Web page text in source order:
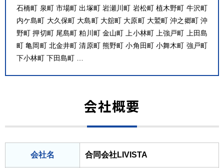
石橋町 泉町 市場町 出塚町 岩瀬川町 岩松町 植木野町 牛沢町
内ケ島町 大久保町 大島町 大舘町 大原町 大鷲町 沖之郷町 沖
野町 押切町 尾島町 粕川町 金山町 上小林町 上強戸町 上田島
町 亀岡町 北金井町 清原町 熊野町 小角田町 小舞木町 強戸町
下小林町 下田島町 …
会社概要
会社名 合同会社LIVISTA